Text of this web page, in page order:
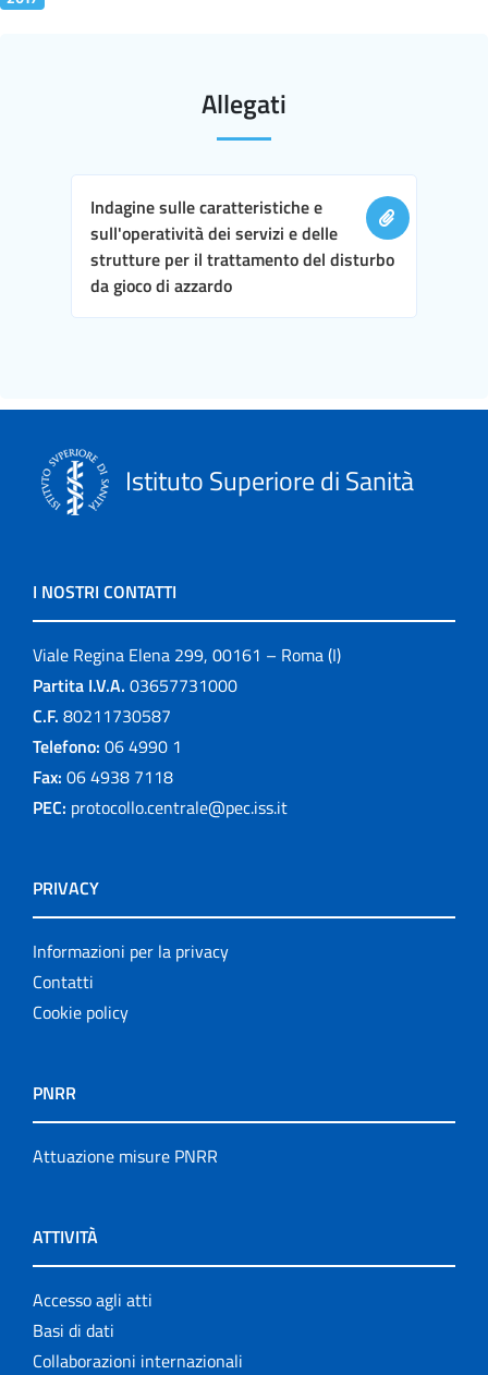
Allegati
Indagine sulle caratteristiche e
sull'operatività dei servizi e delle
strutture per il trattamento del disturbo
da gioco di azzardo
Istituto Superiore di Sanità
I NOSTRI CONTATTI
Viale Regina Elena 299, 00161 – Roma (I)
Partita I.V.A. 03657731000
C.F. 80211730587
Telefono: 06 4990 1
Fax: 06 4938 7118
PEC: protocollo.centrale@pec.iss.it
PRIVACY
Informazioni per la privacy
Contatti
Cookie policy
PNRR
Attuazione misure PNRR
ATTIVITÀ
Accesso agli atti
Basi di dati
Collaborazioni internazionali